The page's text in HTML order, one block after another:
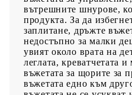
вътрешните шнурове,
продукта. За да
заплитане, дръжте
недостъпно за малки
увият около врата на
леглата, креватчетата
въжетата за щорите за
въжетата едно към